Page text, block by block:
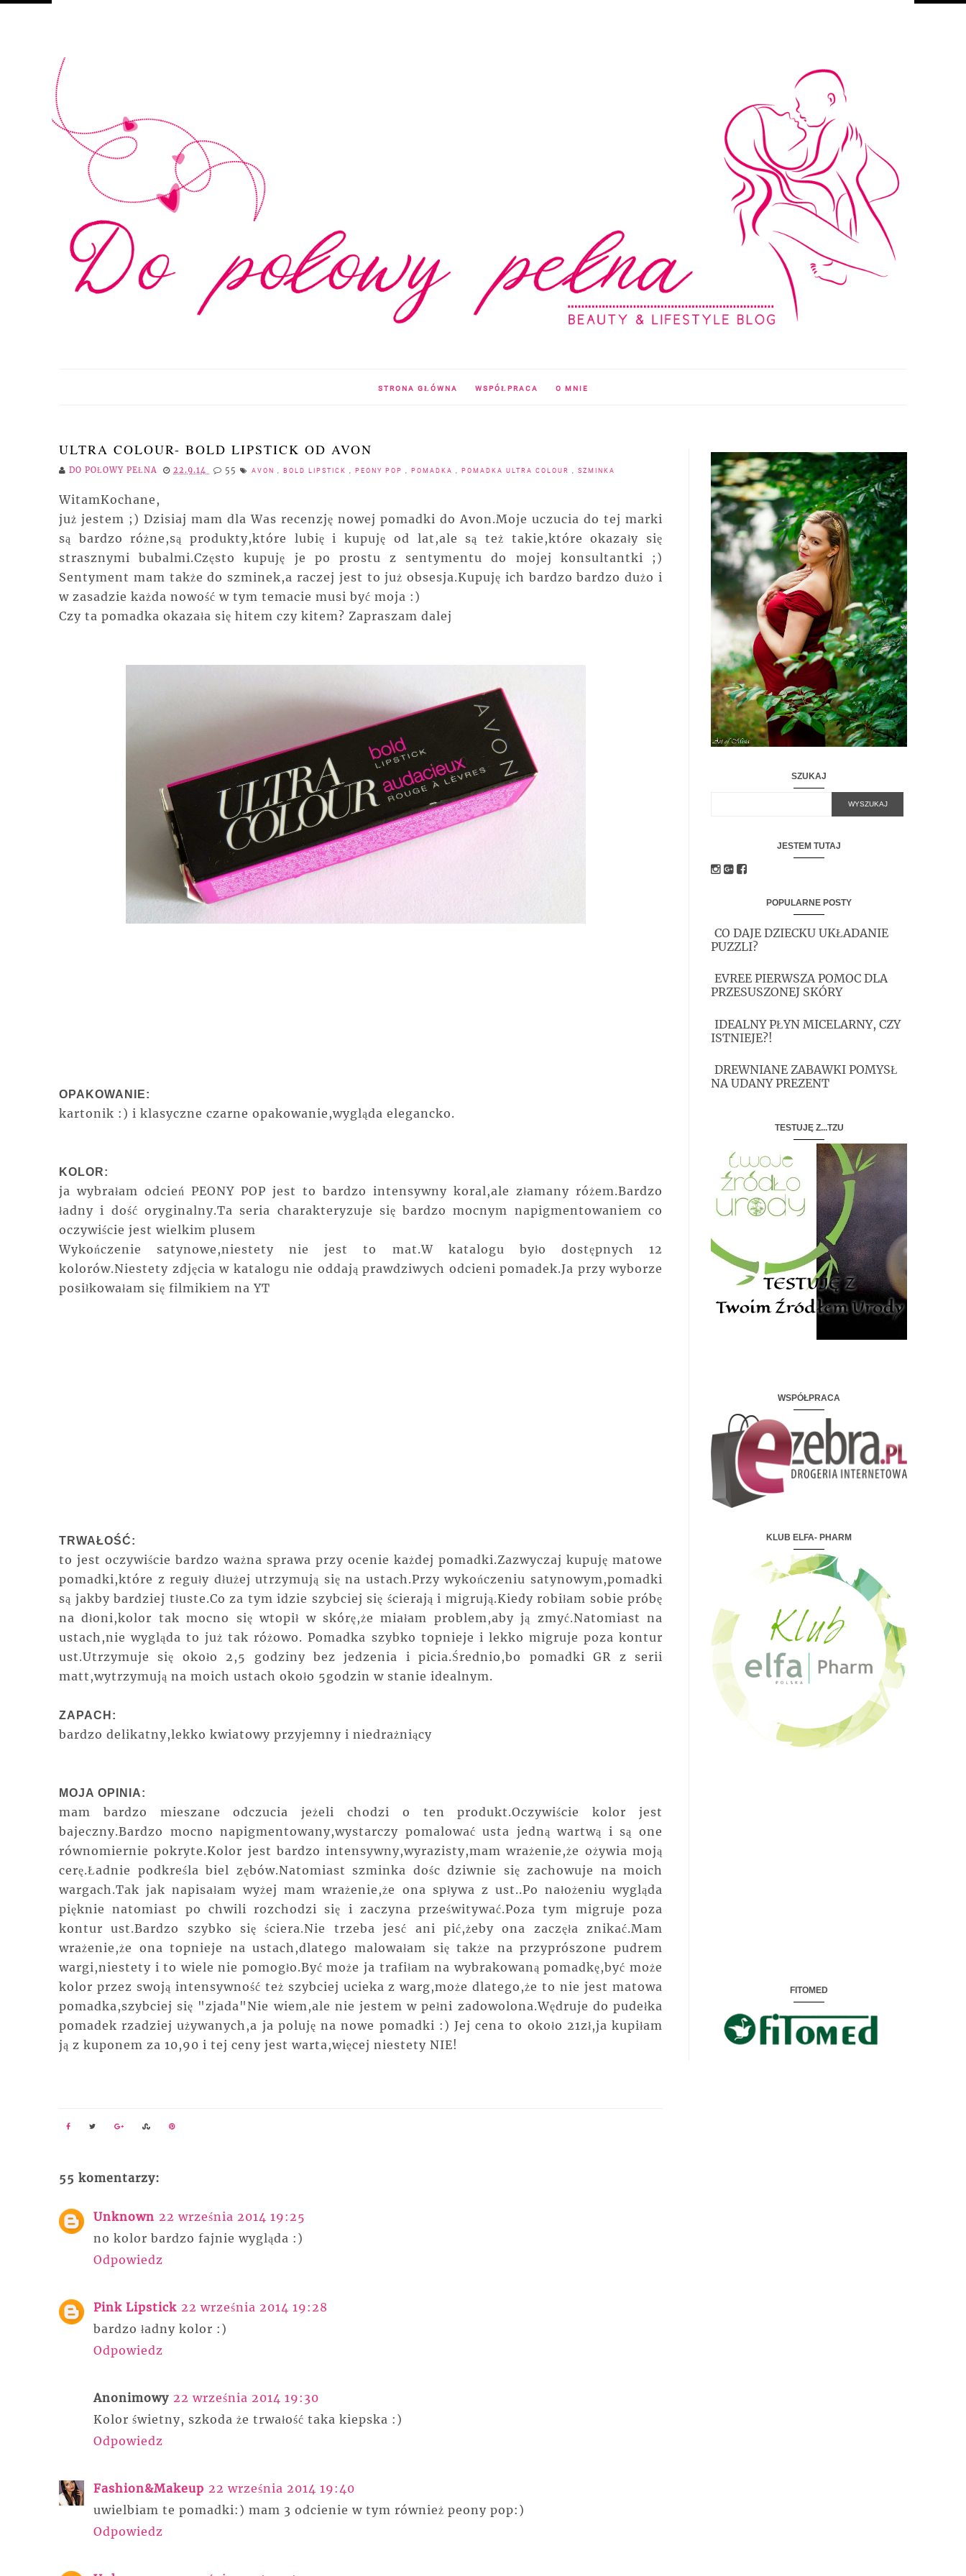
STRONA GŁÓWNA WSPÓŁPRACA O MNIE
ULTRA COLOUR- BOLD LIPSTICK OD AVON
DO POŁOWY PEŁNA 22.9.14 55 AVON , BOLD LIPSTICK , PEONY POP , POMADKA , POMADKA ULTRA COLOUR , SZMINKA
WitamKochane,
już jestem ;) Dzisiaj mam dla Was recenzję nowej pomadki do Avon.Moje uczucia do tej marki
są bardzo różne,są produkty,które lubię i kupuję od lat,ale są też takie,które okazały się
strasznymi bubalmi.Często kupuję je po prostu z sentymentu do mojej konsultantki ;)
Sentyment mam także do szminek,a raczej jest to już obsesja.Kupuję ich bardzo bardzo dużo i
w zasadzie każda nowość w tym temacie musi być moja :)
Czy ta pomadka okazała się hitem czy kitem? Zapraszam dalej
OPAKOWANIE:
kartonik :) i klasyczne czarne opakowanie,wygląda elegancko.
KOLOR:
ja wybrałam odcień PEONY POP jest to bardzo intensywny koral,ale złamany różem.Bardzo
ładny i dość oryginalny.Ta seria charakteryzuje się bardzo mocnym napigmentowaniem co
oczywiście jest wielkim plusem
Wykończenie satynowe,niestety nie jest to mat.W katalogu było dostępnych 12
kolorów.Niestety zdjęcia w katalogu nie oddają prawdziwych odcieni pomadek.Ja przy wyborze
posiłkowałam się filmikiem na YT
TRWAŁOŚĆ:
to jest oczywiście bardzo ważna sprawa przy ocenie każdej pomadki.Zazwyczaj kupuję matowe
pomadki,które z reguły dłużej utrzymują się na ustach.Przy wykończeniu satynowym,pomadki
są jakby bardziej tłuste.Co za tym idzie szybciej się ścierają i migrują.Kiedy robiłam sobie próbę
na dłoni,kolor tak mocno się wtopił w skórę,że miałam problem,aby ją zmyć.Natomiast na
ustach,nie wygląda to już tak różowo. Pomadka szybko topnieje i lekko migruje poza kontur
ust.Utrzymuje się około 2,5 godziny bez jedzenia i picia.Średnio,bo pomadki GR z serii
matt,wytrzymują na moich ustach około 5godzin w stanie idealnym.
ZAPACH:
bardzo delikatny,lekko kwiatowy przyjemny i niedrażniący
MOJA OPINIA:
mam bardzo mieszane odczucia jeżeli chodzi o ten produkt.Oczywiście kolor jest
bajeczny.Bardzo mocno napigmentowany,wystarczy pomalować usta jedną wartwą i są one
równomiernie pokryte.Kolor jest bardzo intensywny,wyrazisty,mam wrażenie,że ożywia moją
cerę.Ładnie podkreśla biel zębów.Natomiast szminka dośc dziwnie się zachowuje na moich
wargach.Tak jak napisałam wyżej mam wrażenie,że ona spływa z ust..Po nałożeniu wygląda
pięknie natomiast po chwili rozchodzi się i zaczyna prześwitywać.Poza tym migruje poza
kontur ust.Bardzo szybko się ściera.Nie trzeba jesć ani pić,żeby ona zaczęła znikać.Mam
wrażenie,że ona topnieje na ustach,dlatego malowałam się także na przyprószone pudrem
wargi,niestety i to wiele nie pomogło.Być może ja trafiłam na wybrakowaną pomadkę,być może
kolor przez swoją intensywność też szybciej ucieka z warg,może dlatego,że to nie jest matowa
pomadka,szybciej się "zjada"Nie wiem,ale nie jestem w pełni zadowolona.Wędruje do pudełka
pomadek rzadziej używanych,a ja poluję na nowe pomadki :) Jej cena to około 21zł,ja kupiłam
ją z kuponem za 10,90 i tej ceny jest warta,więcej niestety NIE!
55 komentarzy:
Unknown 22 września 2014 19:25
no kolor bardzo fajnie wygląda :)
Odpowiedz
Pink Lipstick 22 września 2014 19:28
bardzo ładny kolor :)
Odpowiedz
Anonimowy 22 września 2014 19:30
Kolor świetny, szkoda że trwałość taka kiepska :)
Odpowiedz
Fashion&Makeup 22 września 2014 19:40
uwielbiam te pomadki:) mam 3 odcienie w tym również peony pop:)
Odpowiedz
SZUKAJ
JESTEM TUTAJ
POPULARNE POSTY
CO DAJE DZIECKU UKŁADANIE
PUZZLI?
EVREE PIERWSZA POMOC DLA
PRZESUSZONEJ SKÓRY
IDEALNY PŁYN MICELARNY, CZY
ISTNIEJE?!
DREWNIANE ZABAWKI POMYSŁ
NA UDANY PREZENT
TESTUJĘ Z...TZU
WSPÓŁPRACA
KLUB ELFA- PHARM
FITOMED